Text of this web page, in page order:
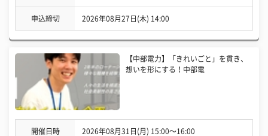
申込締切 2026年08月27日(木) 14:00
【中部電力】「きれいごと」を貫き、
想いを形にする！中部電
開催日時 2026年08月31日(月) 15:00〜16:00